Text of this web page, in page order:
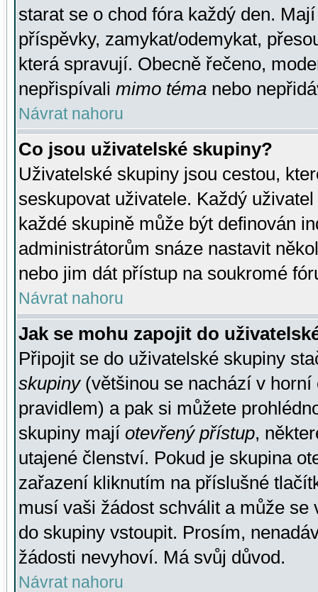
starat se o chod fóra každý den.
příspěvky, zamykat/odemykat,
která spravují. Obecně řečeno,
nepřispívali mimo téma nebo
Návrat nahoru
Co jsou uživatelské skupiny?
Uživatelské skupiny jsou cestou,
seskupovat uživatele. Každý
každé skupině může být definován
administrátorům snáze nastavit
nebo jim dát přístup na soukromé
Návrat nahoru
Jak se mohu zapojit do
Připojit se do uživatelské skupiny
skupiny(většinou se nachází v horní
pravidlem) a pak si můžete
skupiny mají otevřený přístup,
utajené členství. Pokud je skupina
zařazení kliknutím na příslušné
musí vaši žádost schválit a může se
do skupiny vstoupit. Prosím,
žádosti nevyhoví. Má svůj důvod.
Návrat nahoru